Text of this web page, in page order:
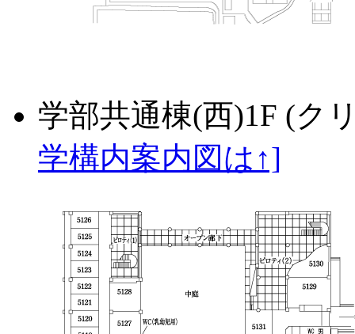
学部共通棟(西)1F (ク
学構内案内図は↑]